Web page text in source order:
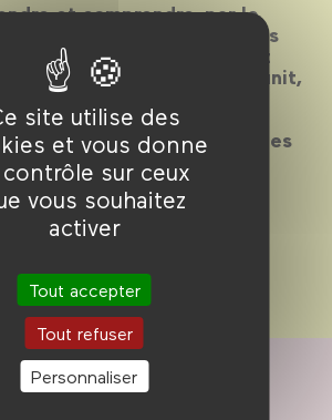
site utilise des
et vous donne
contrôle sur ceux
vous souhaitez
activer
Tout accepter
Tout refuser
Personnaliser
et comprendre, par le
ce que vivent les hommes
périmètre habituel, tel est
Un état du monde qui réunit,
de cinéastes et de
monde entier, des films
questions politiques, sociales